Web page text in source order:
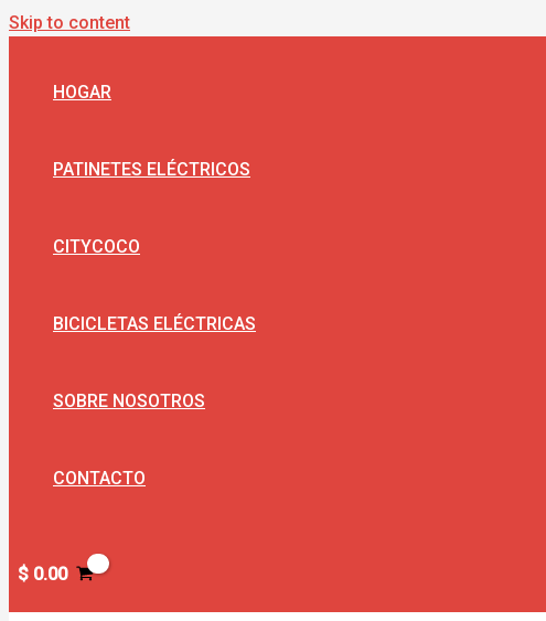
Skip to content
HOGAR
PATINETES ELÉCTRICOS
CITYCOCO
BICICLETAS ELÉCTRICAS
SOBRE NOSOTROS
CONTACTO
$ 0.00